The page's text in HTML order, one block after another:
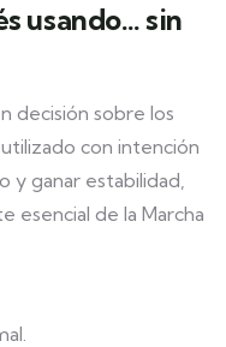
usando… sin
decisión sobre los
con intención
y ganar estabilidad,
esencial de la Marcha